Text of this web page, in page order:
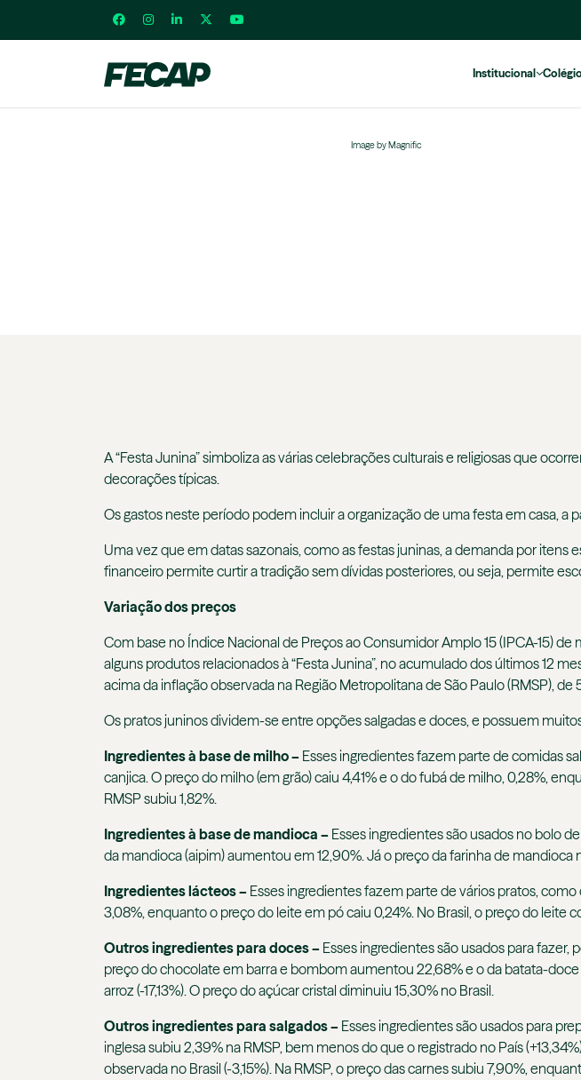
Institucional
Image by Magnific
A “Festa Junina” simboliza as várias celebrações culturais e religiosas que
decorações típicas.
Os gastos neste período podem incluir a organização de uma festa em casa, a
Uma vez que em datas sazonais, como as festas juninas, a demanda por
financeiro permite curtir a tradição sem dívidas posteriores, ou seja, permite
Variação dos preços
Com base no Índice Nacional de Preços ao Consumidor Amplo 15 (IPCA-15)
alguns produtos relacionados à “Festa Junina”, no acumulado dos últimos 12
acima da inflação observada na Região Metropolitana de São Paulo (RMSP), de
Os pratos juninos dividem-se entre opções salgadas e doces, e possuem
Ingredientes à base de milho – Esses ingredientes fazem parte de comidas
canjica. O preço do milho (em grão) caiu 4,41% e o do fubá de milho, 0,28%,
RMSP subiu 1,82%.
Ingredientes à base de mandioca – Esses ingredientes são usados no bolo
da mandioca (aipim) aumentou em 12,90%. Já o preço da farinha de mandioca
Ingredientes lácteos – Esses ingredientes fazem parte de vários pratos,
3,08%, enquanto o preço do leite em pó caiu 0,24%. No Brasil, o preço do leite
Outros ingredientes para doces – Esses ingredientes são usados para fazer,
preço do chocolate em barra e bombom aumentou 22,68% e o da batata-
arroz (-17,13%). O preço do açúcar cristal diminuiu 15,30% no Brasil.
Outros ingredientes para salgados – Esses ingredientes são usados para
inglesa subiu 2,39% na RMSP, bem menos do que o registrado no País
observada no Brasil (-3,15%). Na RMSP, o preço das carnes subiu 7,90%,